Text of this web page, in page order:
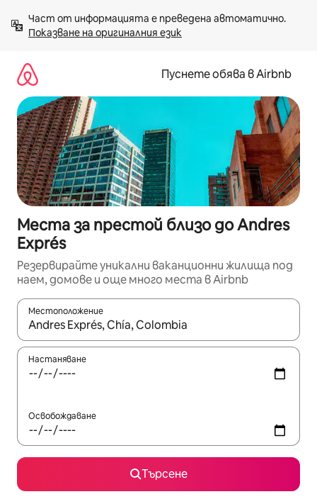
към
съдържанието
Показване на оригиналния език
Пуснете обява в Airbnb
Места за престой близо до Andres
Exprés
Резервирайте уникални ваканционни жилища под
наем, домове и още много места в Airbnb
Местоположение
Когато резултатите се покажат, използвайте
Настаняване
Освобождаване
Търсене